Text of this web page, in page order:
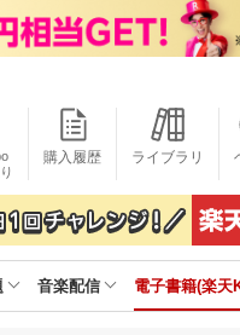
購入履歴 ライブラリ
音楽配信 電子書籍(楽天